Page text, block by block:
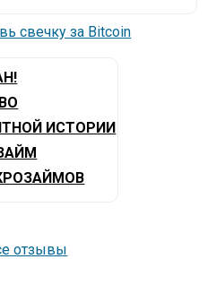
ИСТОРИИ
отзывы